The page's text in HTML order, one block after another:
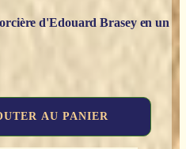
d'Edouard Brasey en un
AU PANIER